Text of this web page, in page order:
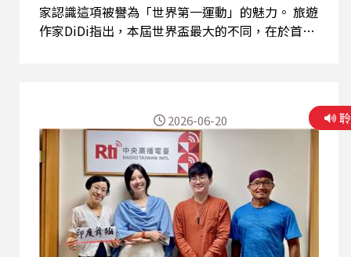
家認識這項被譽為「世界第一運動」的魅力。 旅遊
作家DiDi指出，本屆世界盃最大的不同，在於首度
本、韓國、摩洛哥等國近年表現亮眼，也證明足球
已不再只是少數強國的遊戲。 回顧歷史，世界盃自
1930年開辦以來誕生無數傳奇。從五度奪冠的足球
王國巴西，到德國、義大利、阿根廷等傳統強權，
每一屆都留下經典時刻。而歷屆最佳球員（MVP）
更幾乎代表一個世代的足球記憶。DiDi認為，足球
最迷人的地方在於它不像其他高得分運動，一場比
賽可能僅靠一個進球決定勝負，因此每一次傳球、
2026-06-20